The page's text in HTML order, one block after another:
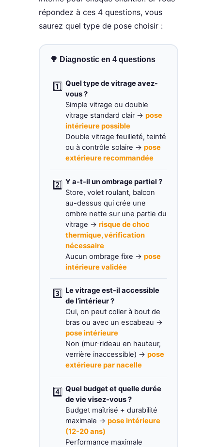
répondez à ces 4 questions, vous
saurez quel type de pose choisir :
🌳 Diagnostic en 4 questions
1️⃣ Quel type de vitrage avez-
vous ?
Simple vitrage ou double
vitrage standard clair → pose
intérieure possible
Double vitrage feuilleté, teinté
ou à contrôle solaire → pose
extérieure recommandée
2️⃣ Y a-t-il un ombrage partiel ?
Store, volet roulant, balcon
au-dessus qui crée une
ombre nette sur une partie du
vitrage → risque de choc
thermique, vérification
nécessaire
Aucun ombrage fixe → pose
intérieure validée
3️⃣ Le vitrage est-il accessible
de l’intérieur ?
Oui, on peut coller à bout de
bras ou avec un escabeau →
pose intérieure
Non (mur-rideau en hauteur,
verrière inaccessible) → pose
extérieure par nacelle
4️⃣ Quel budget et quelle durée
de vie visez-vous ?
Budget maîtrisé + durabilité
maximale → pose intérieure
(12-20 ans)
Performance maximale